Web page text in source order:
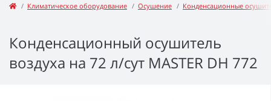
Климатическое оборудование Осушение Конденсационные
Конденсационный осушитель
воздуха на 72 л/сут MASTER DH 772